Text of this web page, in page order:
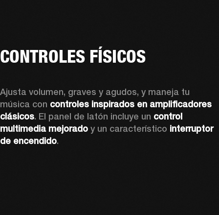
CONTROLES FÍSICOS
Ajusta volumen, graves y agudos, y maneja tu
música con controles inspirados en amplificadores
clásicos. El panel de latón incluye un control
multimedia mejorado y un característico interruptor
de encendido.